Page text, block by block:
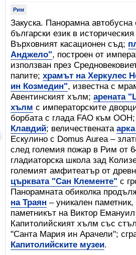
Рим
Закуска. Панорамна автобусна
български език в
Върховният касационен съд;
Анджело", построен от
използван през
папите; храмът на Херкулес
ин Козмедин", известна с
Авентинският хълм; арената
хълм с императорските
борбата с глада FAO към
Клавдий; величествената
Ескулино с Domus Aurea –
след големия пожар в Рим от
гладиаторска школа зад
големият амфитеатър от
църквата "Сан Клементе" с
Панорамната обиколка
на Траян – уникален
паметникът на Виктор
Капитолийският хълм със
"Санта Мария ин Арачели";
Капитолийските музеи.